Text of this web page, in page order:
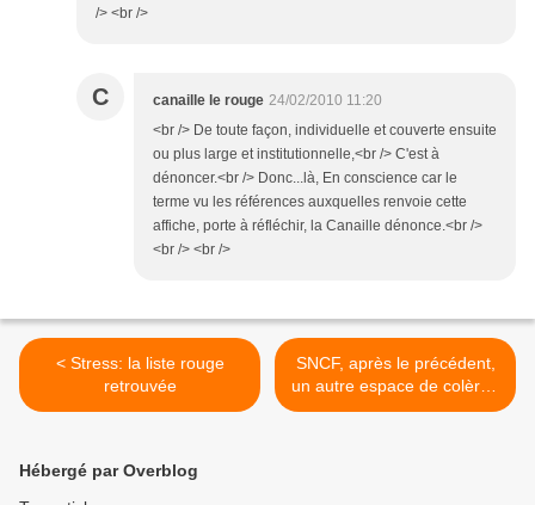
/> <br />
C canaille le rouge 24/02/2010 11:20
<br /> De toute façon, individuelle et couverte ensuite
ou plus large et institutionnelle,<br /> C'est à
dénoncer.<br /> Donc...là, En conscience car le
terme vu les références auxquelles renvoie cette
affiche, porte à réfléchir, la Canaille dénonce.<br />
<br /> <br />
< Stress: la liste rouge
retrouvée
SNCF, après le précédent,
un autre espace de colère :
>
Hébergé par Overblog